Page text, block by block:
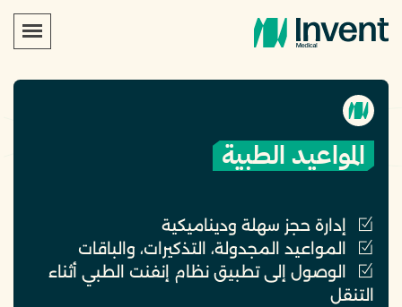
المواعيد الطبية
إدارة حجز سهلة وديناميكية
المواعيد المجدولة، التذكيرات، والباقات
الوصول إلى تطبيق نظام إنفنت الطبي أثناء
التنقل